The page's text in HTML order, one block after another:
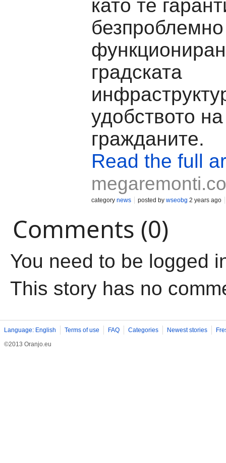
като те
безпроблемно
градската
удобството на
гражданите.
Read the full
category news posted by wseobg 2 years ago
Comments (0)
You need to be logged
This story has no
Language: English Terms of use FAQ Categories Newest stories
©2013 Oranjo.eu